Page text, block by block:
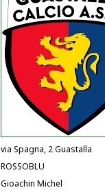
via Spagna, 2 Guastalla
ROSSOBLU
Gioachin Michel